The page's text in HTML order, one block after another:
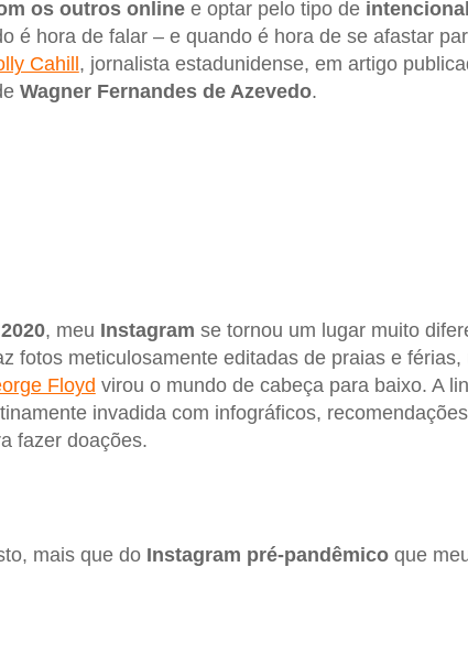
os outros onlinee optar pelo tipo de
é hora de falar – e quando é hora de se afastar
Cahill , jornalista estadunidense, em artigo
Wagner Fernandes de Azevedo.
, meu Instagram se tornou um lugar muito
fotos meticulosamente editadas de praias e férias,
Floyd virou o mundo de cabeça para baixo. A
invadida com infográficos,
fazer doações.
mais que do Instagram pré-pandêmicoque